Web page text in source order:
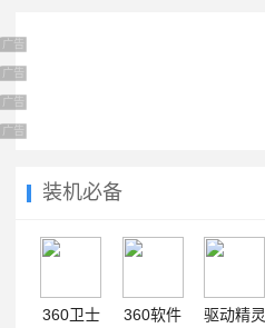
广告 商业广告，理性选择
广告 商业广告，理性选择
广告 商业广告，理性选择
广告 商业广告，理性选择
装机必备
360卫士 360软件 驱动精灵